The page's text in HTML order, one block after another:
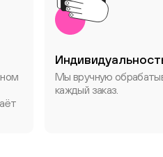
Мы вручную
каждый заказ.